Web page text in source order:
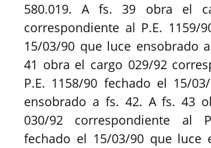
580.019. A fs. 39 obra el
correspondiente al P.E. 1159/
15/03/90 que luce ensobrado
41 obra el cargo 029/92
P.E. 1158/90 fechado el 15/
ensobrado a fs. 42. A fs. 43
030/92 correspondiente al
fechado el 15/03/90 que luce